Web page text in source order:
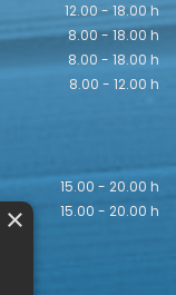
12.00 - 18.00 h
8.00 - 18.00 h
8.00 - 18.00 h
8.00 - 12.00 h
15.00 - 20.00 h
15.00 - 20.00 h
×